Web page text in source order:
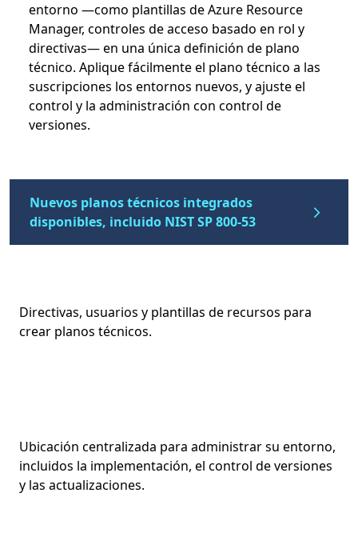
entorno —como plantillas de Azure Resource
Manager, controles de acceso basado en rol y
directivas— en una única definición de plano
técnico. Aplique fácilmente el plano técnico a las
suscripciones los entornos nuevos, y ajuste el
control y la administración con control de
versiones.
Nuevos planos técnicos integrados
disponibles, incluido NIST SP 800-53
Directivas, usuarios y plantillas de recursos para
crear planos técnicos.
Ubicación centralizada para administrar su entorno,
incluidos la implementación, el control de versiones
y las actualizaciones.